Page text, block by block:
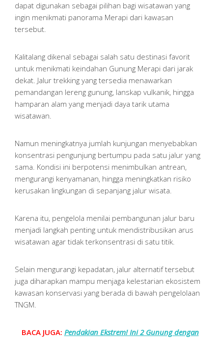
dapat digunakan sebagai pilihan bagi wisatawan yang
ingin menikmati panorama Merapi dari kawasan
tersebut.
Kalitalang dikenal sebagai salah satu destinasi favorit
untuk menikmati keindahan Gunung Merapi dari jarak
dekat. Jalur trekking yang tersedia menawarkan
pemandangan lereng gunung, lanskap vulkanik, hingga
hamparan alam yang menjadi daya tarik utama
wisatawan.
Namun meningkatnya jumlah kunjungan menyebabkan
konsentrasi pengunjung bertumpu pada satu jalur yang
sama. Kondisi ini berpotensi menimbulkan antrean,
mengurangi kenyamanan, hingga meningkatkan risiko
kerusakan lingkungan di sepanjang jalur wisata.
Karena itu, pengelola menilai pembangunan jalur baru
menjadi langkah penting untuk mendistribusikan arus
wisatawan agar tidak terkonsentrasi di satu titik.
Selain mengurangi kepadatan, jalur alternatif tersebut
juga diharapkan mampu menjaga kelestarian ekosistem
kawasan konservasi yang berada di bawah pengelolaan
TNGM.
BACA JUGA: Pendakian Ekstrem! Ini 2 Gunung dengan